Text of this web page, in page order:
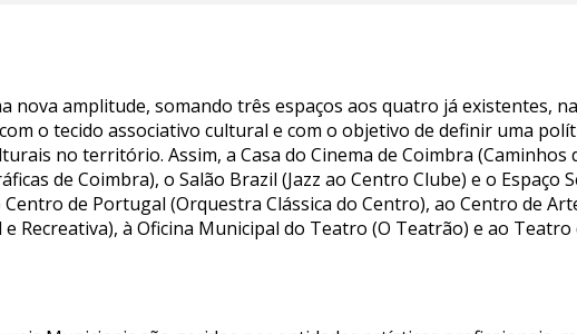
nova amplitude, somando três espaços aos quatro já existentes,
o tecido associativo cultural e com o objetivo de definir uma
no território. Assim, a Casa do Cinema de Coimbra (Caminhos
de Coimbra), o Salão Brazil (Jazz ao Centro Clube) e o Espaço
de Portugal (Orquestra Clássica do Centro), ao Centro de
Recreativa), à Oficina Municipal do Teatro (O Teatrão) e ao Teatro